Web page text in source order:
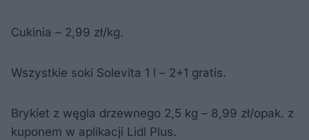
Cukinia – 2,99 zł/kg.
Wszystkie soki Solevita 1 l – 2+1 gratis.
Brykiet z węgla drzewnego 2,5 kg – 8,99 zł/opak. z
kuponem w aplikacji Lidl Plus.